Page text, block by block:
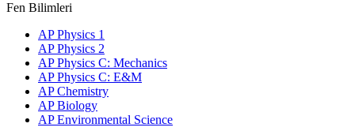
Fen Bilimleri
AP Physics 1
AP Physics 2
AP Physics C: Mechanics
AP Physics C: E&M
AP Chemistry
AP Biology
AP Environmental Science